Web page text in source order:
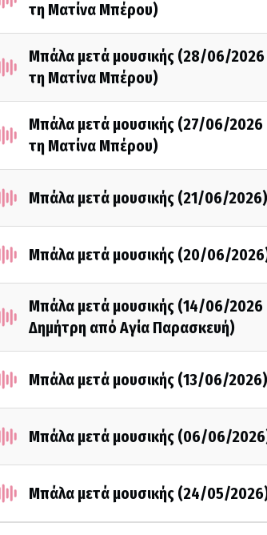
τη Ματίνα Μπέρου)
Μπάλα μετά μουσικής (28/06/
τη Ματίνα Μπέρου)
Μπάλα μετά μουσικής (27/06/
τη Ματίνα Μπέρου)
Μπάλα μετά μουσικής (21/06/2026)
Μπάλα μετά μουσικής (20/06/
Μπάλα μετά μουσικής (14/06/2026
Δημήτρη από Αγία Παρασκευή)
Μπάλα μετά μουσικής (13/06/2026)
Μπάλα μετά μουσικής (06/06/
Μπάλα μετά μουσικής (24/05/